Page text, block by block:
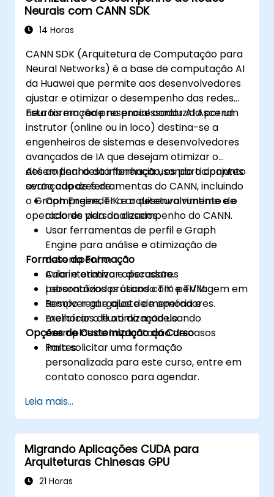
em projectos.
Exportar animações para a Web, vídeo e
Neurais com CANN SDK
14 Horas
CANN SDK (Arquitetura de Computação para
Neural Networks) é a base de computação AI
da Huawei que permite aos desenvolvedores
ajustar e otimizar o desempenho das redes
neurais em rede no processador AI Ascend.
Esta formação presencial conduzida por um
instrutor (online ou in loco) destina-se a
engenheiros de sistemas e desenvolvedores
avançados de IA que desejam otimizar o
desempenho da inferência usando o conjunto
avançado de ferramentas do CANN, incluindo
o Graph Engine, TIK e o desenvolvimento de
operadores personalizados.
Até ao final desta formação, os participantes
serão capazes de:
Compreender a arquitetura runtime e o
ciclo de vida do desempenho do CANN.
Usar ferramentas de perfil e Graph
Engine para análise e otimização de
desempenho.
Criar e otimizar operadores
personalizados usando TIK e TVM.
Resolver gargalos de memória e
melhorar o fluxo do modelo.
Formato da Formação
Aula interativa e discussão.
Laboratórios práticos com perfilagem em
tempo real e ajuste de operadores.
Exercícios de otimização usando
exemplos de implantação de casos
limites.
Opções de Customização do Curso
Para solicitar uma formação
personalizada para este curso, entre em
contato conosco para agendar.
Leia mais...
Migrando Aplicações CUDA para
Arquiteturas Chinesas GPU
21 Horas